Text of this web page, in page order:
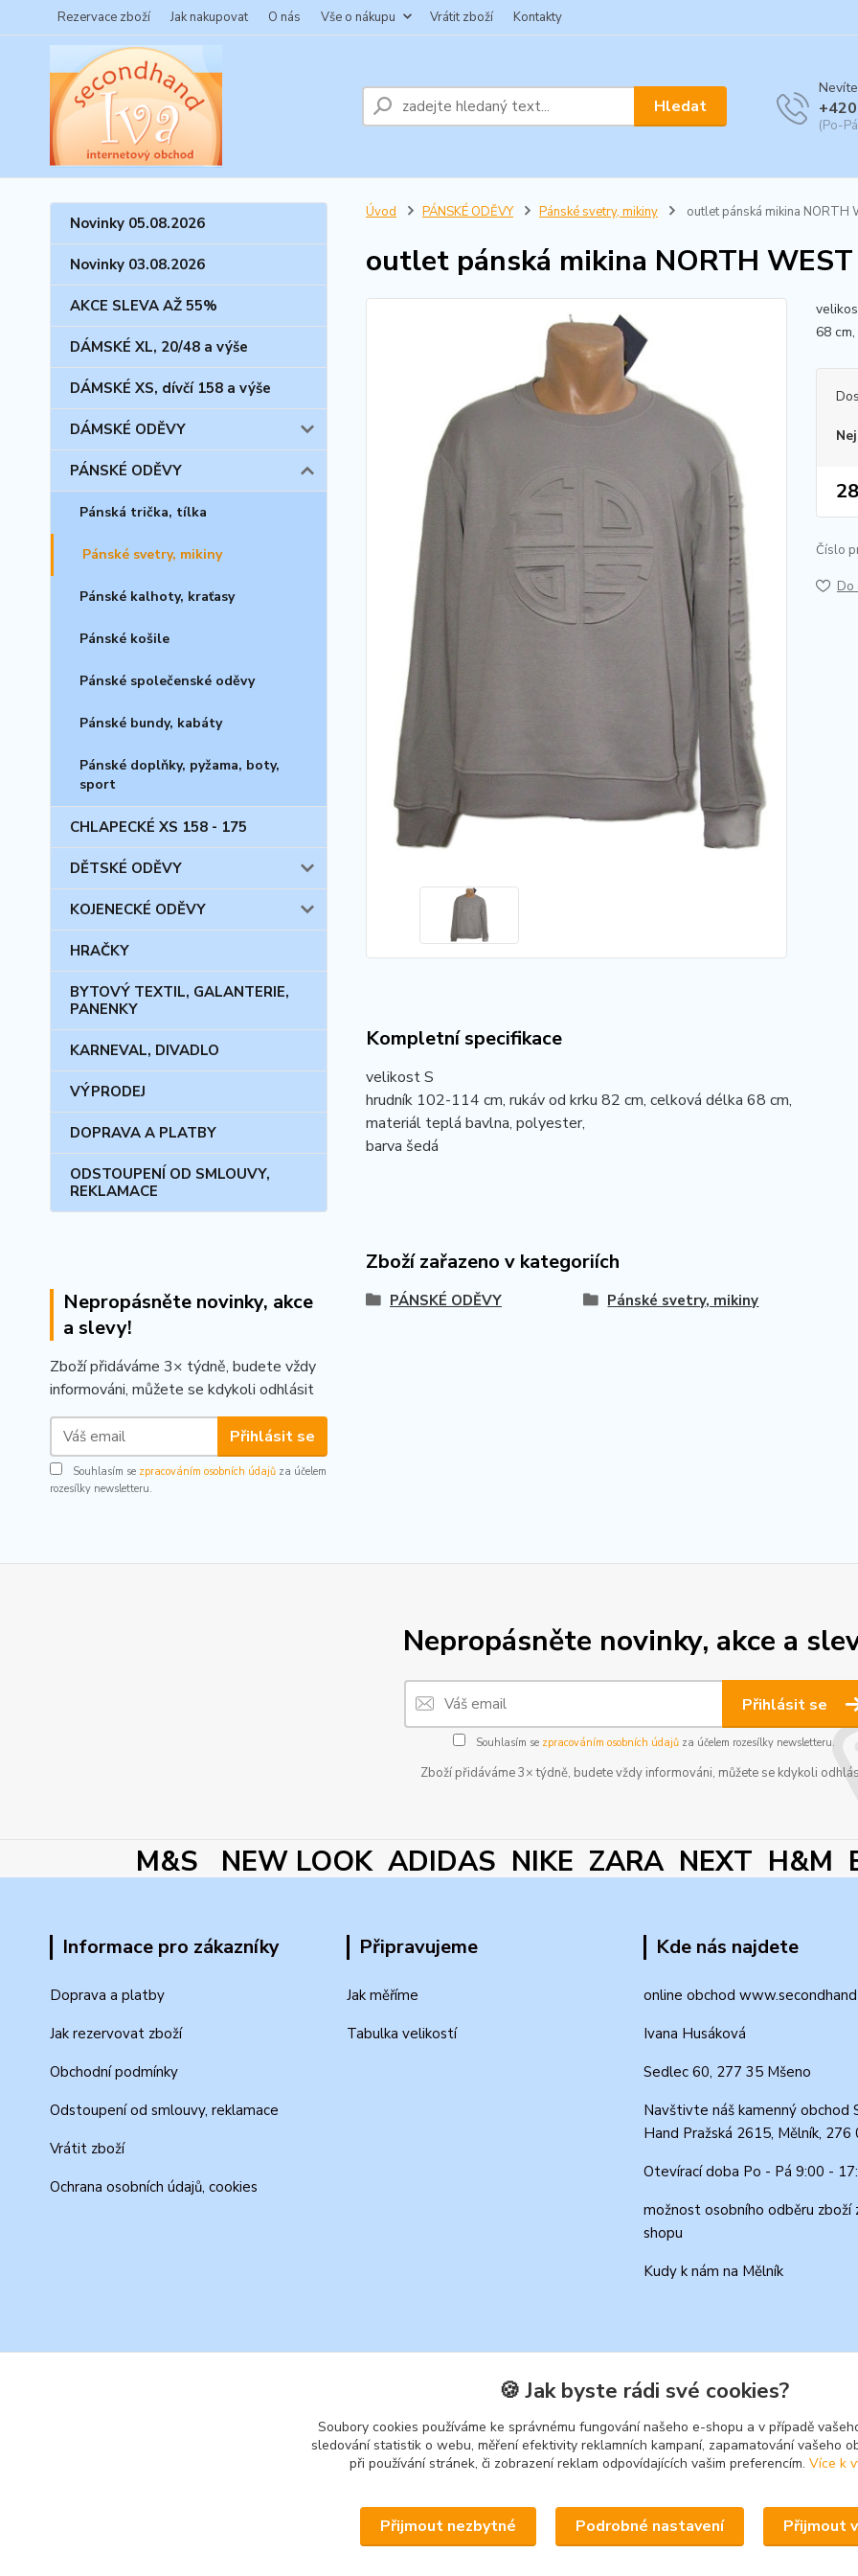
Rezervace zboží Jak nakupovat O nás Vše o nákupu Vrátit zboží Kontakty
Hledat
(Po-
Novinky 05.08.2026
Novinky 03.08.2026
AKCE SLEVA AŽ 55%
DÁMSKÉ XL, 20/48 a výše
DÁMSKÉ XS, dívčí 158 a výše
DÁMSKÉ ODĚVY
PÁNSKÉ ODĚVY
Pánská trička, tílka
Pánské svetry, mikiny
Pánské kalhoty, kraťasy
Pánské košile
Pánské společenské oděvy
Pánské bundy, kabáty
Pánské doplňky, pyžama, boty,
sport
CHLAPECKÉ XS 158 - 175
DĚTSKÉ ODĚVY
KOJENECKÉ ODĚVY
HRAČKY
BYTOVÝ TEXTIL, GALANTERIE,
PANENKY
KARNEVAL, DIVADLO
VÝPRODEJ
DOPRAVA A PLATBY
ODSTOUPENÍ OD SMLOUVY,
REKLAMACE
Nepropásněte novinky, akce
a slevy!
Zboží přidáváme 3× týdně, budete vždy
informováni, můžete se kdykoli odhlásit
Přihlásit se
Souhlasím se zpracováním osobních údajů za účelem
rozesílky newsletteru.
Úvod PÁNSKÉ ODĚVY Pánské svetry, mikiny outlet pánská mikina NORTH
outlet pánská mikina NORTH WEST
68
Číslo
Do
Kompletní specifikace
velikost S
hrudník 102-114 cm, rukáv od krku 82 cm, celková délka 68 cm,
materiál teplá bavlna, polyester,
barva šedá
Zboží zařazeno v kategoriích
PÁNSKÉ ODĚVY Pánské svetry, mikiny
Nepropásněte novinky, akce a
Přihlásit se
Souhlasím se zpracováním osobních údajůza účelem rozesílky newsletteru.
Zboží přidáváme 3× týdně, budete vždy informováni, můžete se kdykoli
M&S NEW LOOK ADIDAS NIKE ZARA NEXT H&M
Informace pro zákazníky
Doprava a platby
Jak rezervovat zboží
Obchodní podmínky
Odstoupení od smlouvy, reklamace
Vrátit zboží
Ochrana osobních údajů, cookies
Připravujeme
Jak měříme
Tabulka velikostí
Kde nás najdete
online obchod
Ivana Husáková
Sedlec 60, 277 35 Mšeno
Navštivte náš kamenný obchod
Hand Pražská 2615, Mělník, 276
Otevírací doba Po - Pá 9:00 -
možnost osobního odběru zboží
shopu
Kudy k nám na Mělník
🍪 Jak byste rádi své cookies?
Soubory cookies používáme ke správnému fungování našeho e-shopu a v případě
sledování statistik o webu, měření efektivity reklamních kampaní, zapamatování vašeho
při používání stránek, či zobrazení reklam odpovídajících vašim preferencím. Více k
Přijmout nezbytné Podrobné nastavení Přijmout